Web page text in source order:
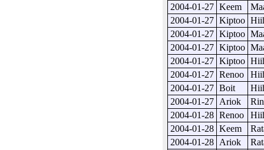
2004-01-27 Keem
2004-01-27 Kiptoo
2004-01-27 Kiptoo
2004-01-27 Kiptoo
2004-01-27 Kiptoo
2004-01-27 Renoo
2004-01-27 Boit
2004-01-27 Ariok
2004-01-28 Renoo
2004-01-28 Keem
2004-01-28 Ariok